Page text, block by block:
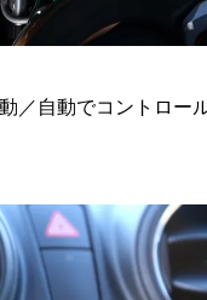
／自動でコントロー